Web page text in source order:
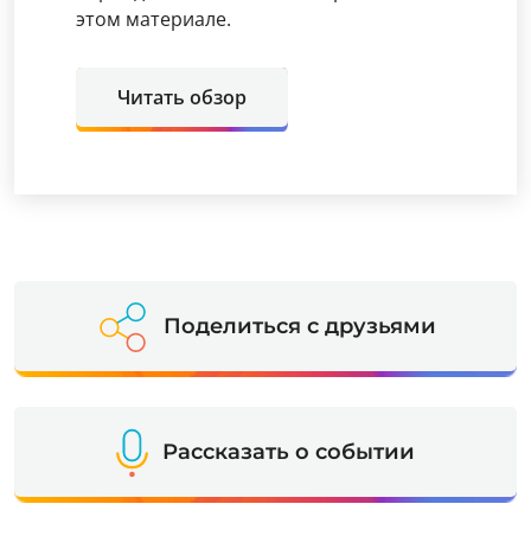
этом материале.
Читать обзор
Поделиться с друзьями
Рассказать о событии